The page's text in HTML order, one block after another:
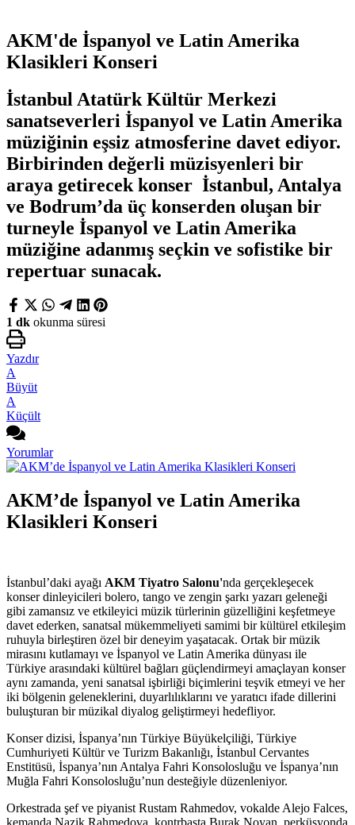
AKM'de İspanyol ve Latin Amerika
Klasikleri Konseri
İstanbul Atatürk Kültür Merkezi
sanatseverleri İspanyol ve Latin Amerika
müziğinin eşsiz atmosferine davet ediyor.
Birbirinden değerli müzisyenleri bir
araya getirecek konser İstanbul, Antalya
ve Bodrum’da üç konserden oluşan bir
turneyle İspanyol ve Latin Amerika
müziğine adanmış seçkin ve sofistike bir
repertuar sunacak.
1 dk okunma süresi
Yazdır
A
Büyüt
A
Küçült
Yorumlar
AKM’de İspanyol ve Latin Amerika
Klasikleri Konseri
İstanbul’daki ayağı AKM Tiyatro Salonu'nda gerçekleşecek
konser dinleyicileri bolero, tango ve zengin şarkı yazarı geleneği
gibi zamansız ve etkileyici müzik türlerinin güzelliğini keşfetmeye
davet ederken, sanatsal mükemmeliyeti samimi bir kültürel etkileşim
ruhuyla birleştiren özel bir deneyim yaşatacak. Ortak bir müzik
mirasını kutlamayı ve İspanyol ve Latin Amerika dünyası ile
Türkiye arasındaki kültürel bağları güçlendirmeyi amaçlayan konser
aynı zamanda, yeni sanatsal işbirliği biçimlerini teşvik etmeyi ve her
iki bölgenin geleneklerini, duyarlılıklarını ve yaratıcı ifade dillerini
buluşturan bir müzikal diyalog geliştirmeyi hedefliyor.
Konser dizisi, İspanya’nın Türkiye Büyükelçiliği, Türkiye
Cumhuriyeti Kültür ve Turizm Bakanlığı, İstanbul Cervantes
Enstitüsü, İspanya’nın Antalya Fahri Konsolosluğu ve İspanya’nın
Muğla Fahri Konsolosluğu’nun desteğiyle düzenleniyor.
Orkestrada şef ve piyanist Rustam Rahmedov, vokalde Alejo Falces,
kemanda Nazik Rahmedova, kontrbasta Burak Noyan, perküsyonda